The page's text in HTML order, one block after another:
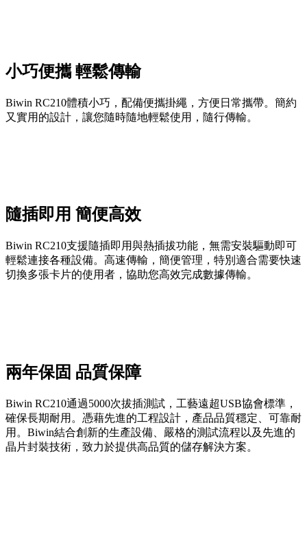
小巧便攜 輕鬆傳輸
Biwin RC210體積小巧，配備便攜掛繩，方便日常攜帶。簡約
又實用的設計，讓您隨時隨地輕鬆使用，隨行傳輸。
隨插即用 簡便高效
Biwin RC210支援隨插即用與熱插拔功能，無需安裝驅動即可
輕鬆連接各種設備。高速傳輸，簡便管理，特別適合需要快速
切換多張卡片的使用者，協助您高效完成數據傳輸。
兩年保固 品質保障
Biwin RC210通過5000次拔插測試，工藝遠超USB協會標準，
確保長期耐用。憑藉先進的工程設計，產品品質穩定、可靠耐
用。Biwin結合創新的生產設備、嚴格的測試流程以及先進的
晶片封裝技術，致力於提供高品質的儲存解決方案。